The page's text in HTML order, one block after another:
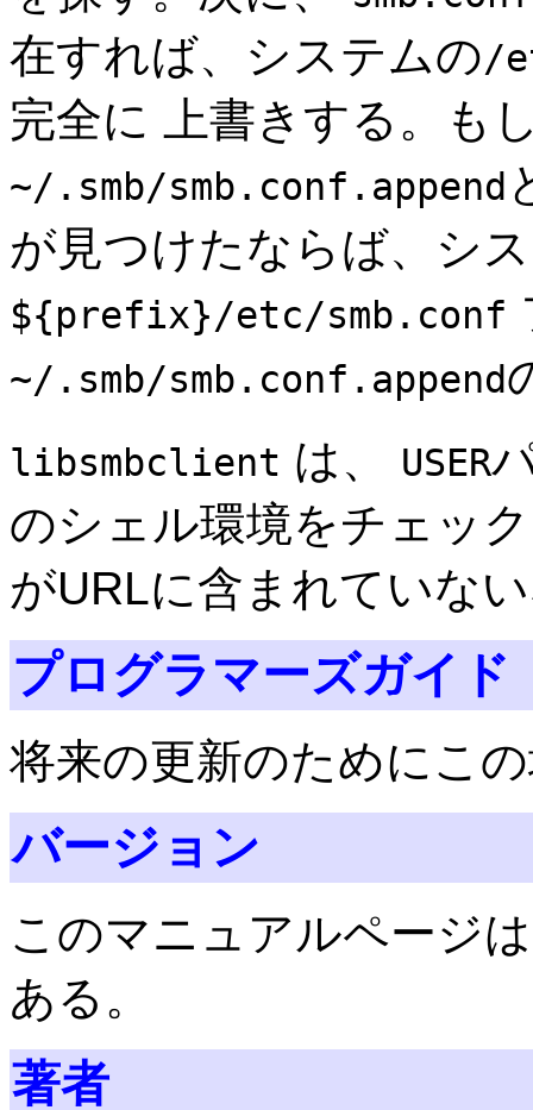
在すれば、システムの/
完全に 上書きする。も
~/.smb/smb.conf.append
が見つけたならば、シ
${prefix}/etc/smb.conf
~/.smb/smb.conf.append
libsmbclient は、 USER
のシェル環境をチェッ
がURLに含まれていな
プログラマーズガイド
将来の更新のためにこ
バージョン
このマニュアルページ
ある。
著者